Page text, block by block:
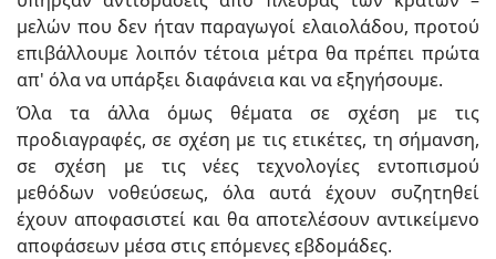
μελών που δεν ήταν παραγωγοί ελαιολάδου, προτού
επιβάλλουμε λοιπόν τέτοια μέτρα θα πρέπει πρώτα
απ' όλα να υπάρξει διαφάνεια και να εξηγήσουμε.
Όλα τα άλλα όμως θέματα σε σχέση με τις
προδιαγραφές, σε σχέση με τις ετικέτες, τη σήμανση,
σε σχέση με τις νέες τεχνολογίες εντοπισμού
μεθόδων νοθεύσεως, όλα αυτά έχουν συζητηθεί
έχουν αποφασιστεί και θα αποτελέσουν αντικείμενο
αποφάσεων μέσα στις επόμενες εβδομάδες.